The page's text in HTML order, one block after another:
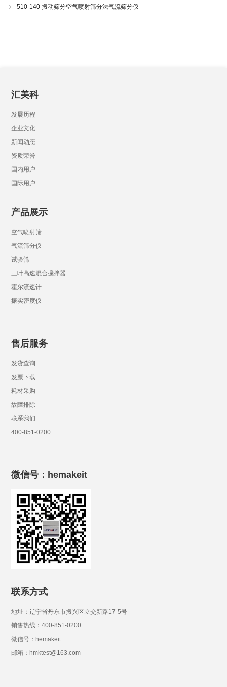
510-140 振动筛分空气喷射筛分法气流筛分仪
汇美科
发展历程
企业文化
新闻动态
资质荣誉
国内用户
国际用户
产品展示
空气喷射筛
气流筛分仪
试验筛
三叶高速混合搅拌器
霍尔流速计
振实密度仪
售后服务
发货查询
发票下载
耗材采购
故障排除
联系我们
400-851-0200
微信号：hemakeit
联系方式
地址：辽宁省丹东市振兴区立交新路17-5号
销售热线：400-851-0200
微信号：hemakeit
邮箱：hmktest@163.com